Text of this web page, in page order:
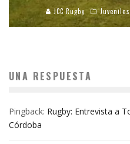
JCC Rugby Juveniles
UNA RESPUESTA
Pingback: Rugby: Entrevista a
Córdoba